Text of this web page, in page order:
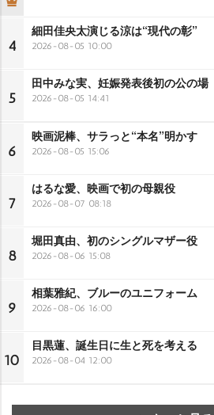
4
細田佳央太演じる涼は“現代の彰”
2026-08-05 10:00
5
田中みな実、妊娠発表後初の公の場
2026-08-05 14:41
6
映画泥棒、サラっと“本名”明かす
2026-08-05 15:06
7
はるな愛、映画で初の母親役
2026-08-07 08:18
8
堀田真由、初のシングルマザー役
2026-08-06 15:08
9
相葉雅紀、ブルーのユニフォーム
2026-08-06 16:00
10
目黒蓮、誕生日に生と死を考える
2026-08-04 12:00